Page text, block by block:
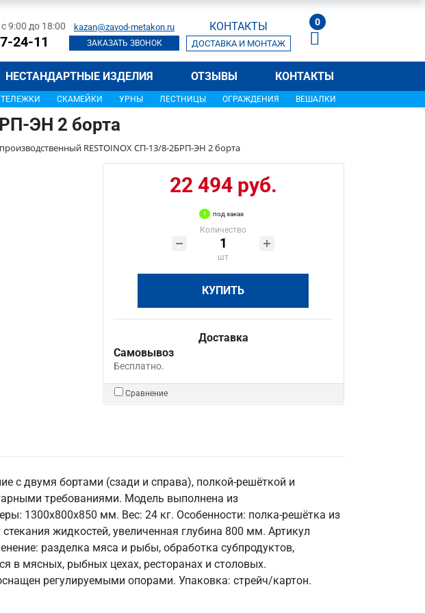
9:00 до 18:00
24-11
kazan@zavod-metakon.ru
ЗАКАЗАТЬ ЗВОНОК
КОНТАКТЫ
ДОСТАВКА И МОНТАЖ
0
НЕСТАНДАРТНЫЕ ИЗДЕЛИЯ ОТЗЫВЫ КОНТАКТЫ
ТЕЛЕЖКИ СКАМЕЙКИ УРНЫ ЛЕСТНИЦЫ ОГРАЖДЕНИЯ ВЕШАЛКИ
ЭН 2 борта
RESTOINOX СП-13/8-2БРП-ЭН 2 борта
22 494 руб.
под заказ
Количество
шт
КУПИТЬ
Доставка
Самовывоз
Бесплатно.
Сравнение
с двумя бортами (сзади и справа), полкой-решёткой и
требованиями. Модель выполнена из
1300x800x850 мм. Вес: 24 кг. Особенности: полка-решётка из
жидкостей, увеличенная глубина 800 мм. Артикул
разделка мяса и рыбы, обработка субпродуктов,
в мясных, рыбных цехах, ресторанах и столовых.
регулируемыми опорами. Упаковка: стрейч/картон.